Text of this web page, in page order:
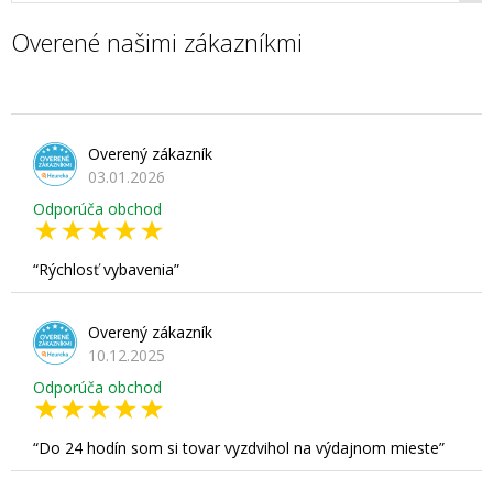
Overené našimi zákazníkmi
Overený zákazník
03.01.2026
Odporúča obchod
Rýchlosť vybavenia
Overený zákazník
10.12.2025
Odporúča obchod
Do 24 hodín som si tovar vyzdvihol na výdajnom mieste